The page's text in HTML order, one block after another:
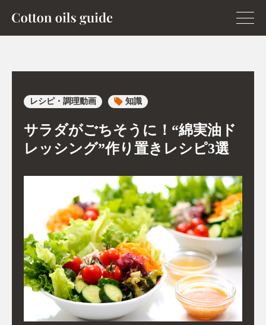
レシピ・調理動画 知識
サラダがごちそうに！“綿実油ド
レッシング”作り置きレシピ3選